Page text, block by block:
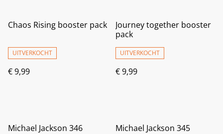
Chaos Rising booster pack
UITVERKOCHT
€ 9,99
Journey together booster
pack
UITVERKOCHT
€ 9,99
Michael Jackson 346 Michael Jackson 345